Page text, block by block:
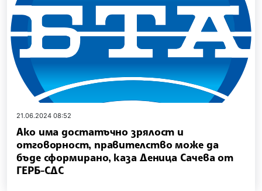
21.06.2024 08:52
Ако има достатъчно зрялост и
отговорност, правителство може да
бъде сформирано, каза Деница Сачева от
ГЕРБ-СДС